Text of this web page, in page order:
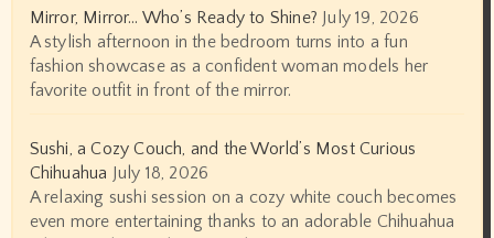
Mirror, Mirror… Who’s Ready to Shine? July 19, 2026
A stylish afternoon in the bedroom turns into a fun
fashion showcase as a confident woman models her
favorite outfit in front of the mirror.
Sushi, a Cozy Couch, and the World’s Most Curious
Chihuahua July 18, 2026
A relaxing sushi session on a cozy white couch becomes
even more entertaining thanks to an adorable Chihuahua